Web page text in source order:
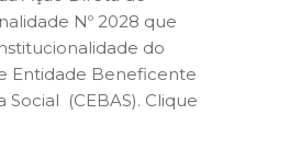
Nº 2028 que
do
Entidade Beneficente
Social (CEBAS). Clique